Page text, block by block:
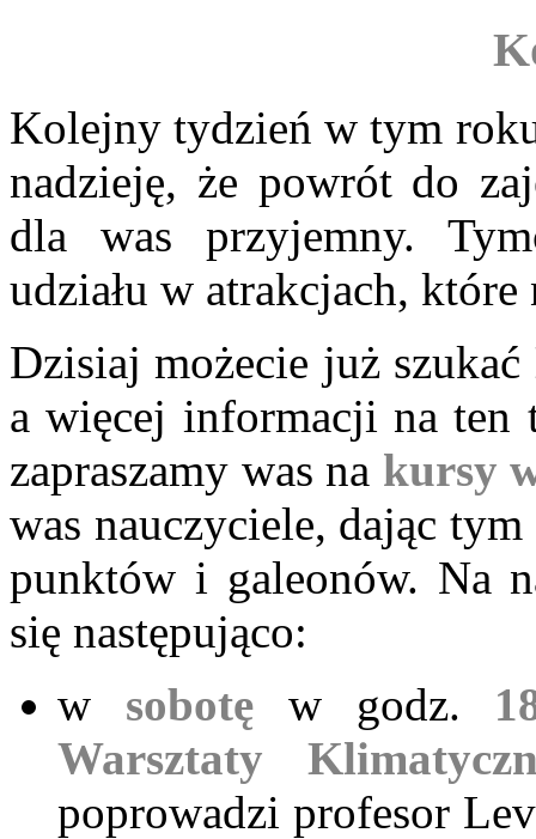
Kolejny tydzień w tym
nadzieję, że powrót do
dla was przyjemny.
udziału w atrakcjach,
Dzisiaj możecie już szukać
a więcej informacji na ten
zapraszamy was na kursy
was nauczyciele, dając
punktów i galeonów. Na
się następująco:
w sobotę w godz.
Warsztaty
poprowadzi profesor